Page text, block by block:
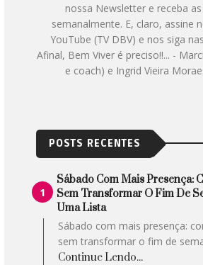
nossa Newsletter e receba
semanalmente. E, claro, assine
YouTube (TV DBV) e nos siga
Afinal, Bem Viver é preciso!!... -
e coach) e Ingrid Vieira
POSTS RECENTES
Sábado Com Mais Presença:
Sem Transformar O Fim De
Uma Lista
Sábado com mais presença:
sem transformar o fim de
Continue Lendo...